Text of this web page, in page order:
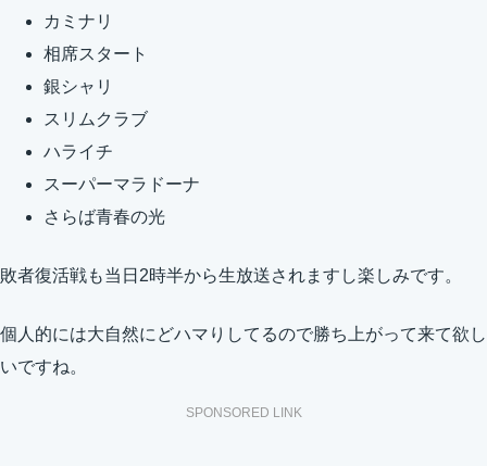
カミナリ
相席スタート
銀シャリ
スリムクラブ
ハライチ
スーパーマラドーナ
さらば青春の光
敗者復活戦も当日2時半から生放送されますし楽しみです。
個人的には大自然にどハマりしてるので勝ち上がって来て欲し
いですね。
SPONSORED LINK